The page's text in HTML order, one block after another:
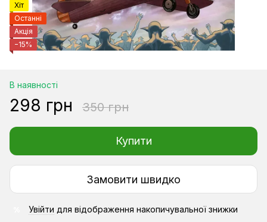
Хіт
Останні
Акція
−15%
В наявності
298 грн 350 грн
Купити
Замовити швидко
Увійти для відображення накопичувальної знижки